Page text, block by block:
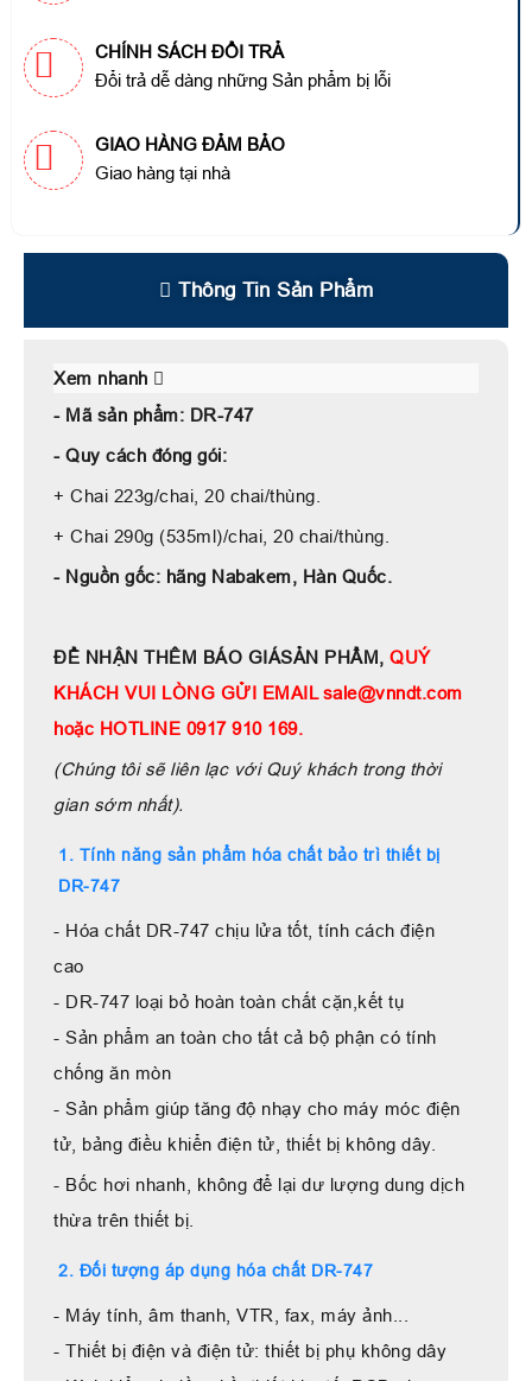
CHÍNH SÁCH ĐỔI TRẢ
Đổi trả dễ dàng những Sản phẩm bị lỗi
GIAO HÀNG ĐẢM BẢO
Giao hàng tại nhà
Thông Tin Sản Phẩm
Xem nhanh
- Mã sản phẩm: DR-747
- Quy cách đóng gói:
+ Chai 223g/chai, 20 chai/thùng.
+ Chai 290g (535ml)/chai, 20 chai/thùng.
- Nguồn gốc: hãng Nabakem, Hàn Quốc.
ĐỂ NHẬN THÊM BÁO GIÁSẢN PHẨM, QUÝ
KHÁCH VUI LÒNG GỬI EMAIL sale@vnndt.com
hoặc HOTLINE 0917 910 169.
(Chúng tôi sẽ liên lạc với Quý khách trong thời
gian sớm nhất).
1. Tính năng sản phẩm hóa chất bảo trì thiết bị
DR-747
- Hóa chất DR-747 chịu lửa tốt, tính cách điện
cao
- DR-747 loại bỏ hoàn toàn chất cặn,kết tụ
- Sản phẩm an toàn cho tất cả bộ phận có tính
chống ăn mòn
- Sản phẩm giúp tăng độ nhạy cho máy móc điện
tử, bảng điều khiển điện tử, thiết bị không dây.
- Bốc hơi nhanh, không để lại dư lượng dung dịch
thừa trên thiết bị.
2. Đối tượng áp dụng hóa chất DR-747
- Máy tính, âm thanh, VTR, fax, máy ảnh...
- Thiết bị điện và điện tử: thiết bị phụ không dây